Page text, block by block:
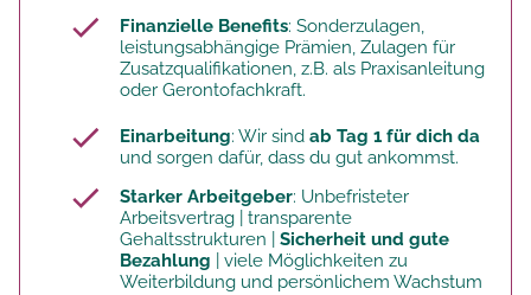
Finanzielle Benefits: Sonderzulagen,
leistungsabhängige Prämien, Zulagen für
Zusatzqualifikationen, z.B. als Praxisanleitung
oder Gerontofachkraft.
Einarbeitung: Wir sind ab Tag 1 für dich da
und sorgen dafür, dass du gut ankommst.
Starker Arbeitgeber: Unbefristeter
Arbeitsvertrag | transparente
Gehaltsstrukturen | Sicherheit und gute
Bezahlung | viele Möglichkeiten zu
Weiterbildung und persönlichem Wachstum